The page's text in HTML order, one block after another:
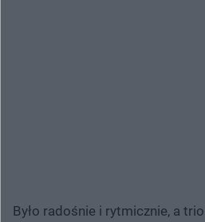
Było radośnie i rytmicznie, a